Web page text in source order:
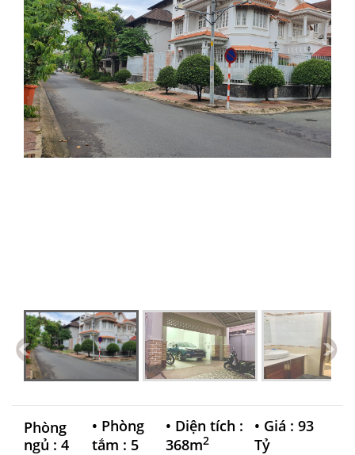
Phòng
ngủ : 4
• Phòng
tắm : 5
• Diện tích :
368m2
• Giá : 93
Tỷ